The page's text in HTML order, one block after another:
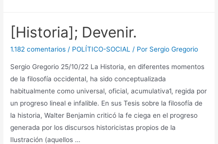
Thomas
[Historia]; Devenir.
1.182 comentarios / POLÍTICO-SOCIAL / Por Sergio Gregorio
Sergio Gregorio 25/10/22 La Historia, en diferentes momentos
de la filosofía occidental, ha sido conceptualizada
habitualmente como universal, oficial, acumulativa1, regida por
un progreso lineal e infalible. En sus Tesis sobre la filosofía de
la historia, Walter Benjamin criticó la fe ciega en el progreso
generada por los discursos historicistas propios de la
Ilustración (aquellos …